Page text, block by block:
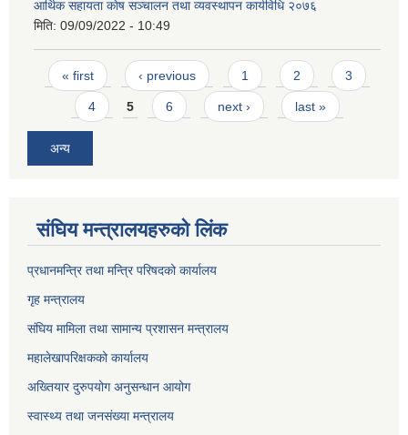
आर्थिक सहायता काेष सञ्चालन तथा व्यवस्थापन कार्यविधि २०७६
मिति: 09/09/2022 - 10:49
Pages
« first ‹ previous 1 2 3
4 5 6 next › last »
अन्य
संघिय मन्त्र‍ालयहरुको लिंक
प्रधानमन्त्रि तथा मन्त्रि परिषदको कार्यालय
गृह मन्त्रालय
संघिय मामिला तथा सामान्य प्रशासन मन्त्रालय
महालेखापरिक्षकको कार्यालय
अख्तियार दुरुपयोग अनुसन्धान आयोग
स्वास्थ्य तथा जनसंख्या मन्त्रालय